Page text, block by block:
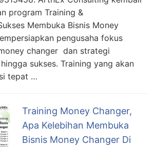
program Training &
Membuka Bisnis Money
pengusaha fokus
changer dan strategi
sukses. Training yang akan
tepat …
Training Money Changer,
Apa Kelebihan Membuka
Bisnis Money Changer Di